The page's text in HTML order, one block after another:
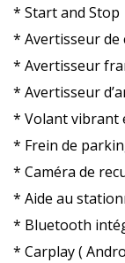
* Start and Stop
* Avertisseur de
* Avertisseur
* Avertisseur
* Volant vibrant
* Frein de
* Caméra de
* Aide au
* Bluetooth
* Carplay (